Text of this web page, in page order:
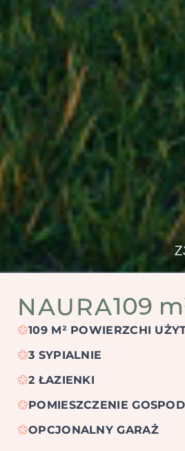
NAURA109
*109 M² POWIERZCHI
*3 SYPIALNIE
*2 ŁAZIENKI
*POMIESZCZENIE
*OPCJONALNY GARAŻ